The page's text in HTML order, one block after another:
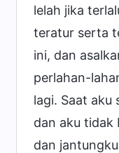
lelah jika
teratur serta
ini, dan
perlahan-
lagi. Saat aku
dan aku tidak
dan